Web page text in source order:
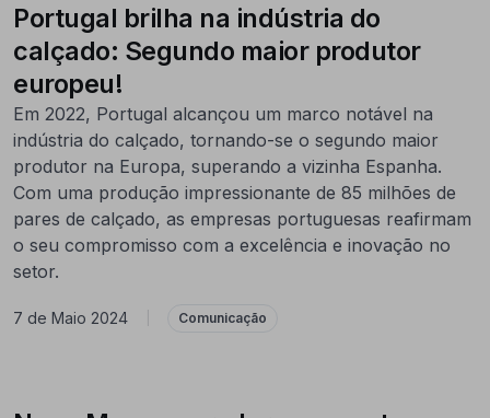
Portugal brilha na indústria do
calçado: Segundo maior produtor
europeu!
Em 2022, Portugal alcançou um marco notável na
indústria do calçado, tornando-se o segundo maior
produtor na Europa, superando a vizinha Espanha.
Com uma produção impressionante de 85 milhões de
pares de calçado, as empresas portuguesas reafirmam
o seu compromisso com a excelência e inovação no
setor.
7 de Maio 2024 Comunicação